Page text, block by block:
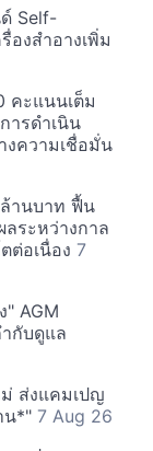
Self-
งสำอางเพิ่ม
คะแนนเต็ม
ารดำเนิน
งความเชื่อมั่น
ล้านบาท ฟื้น
ระหว่างกาล
ต่อเนื่อง 7
" AGM
กับดูแล
ส่งแคมเปญ
น*" 7 Aug 26